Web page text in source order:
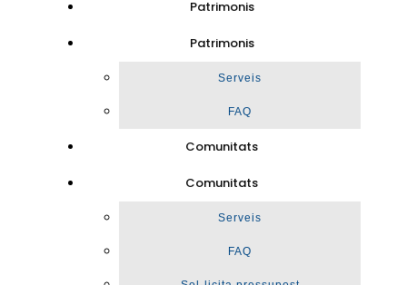
Patrimonis
Patrimonis
Serveis
FAQ
Comunitats
Comunitats
Serveis
FAQ